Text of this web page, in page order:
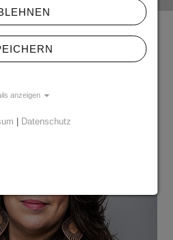
Dessau II
anzeigen
| Datenschutz